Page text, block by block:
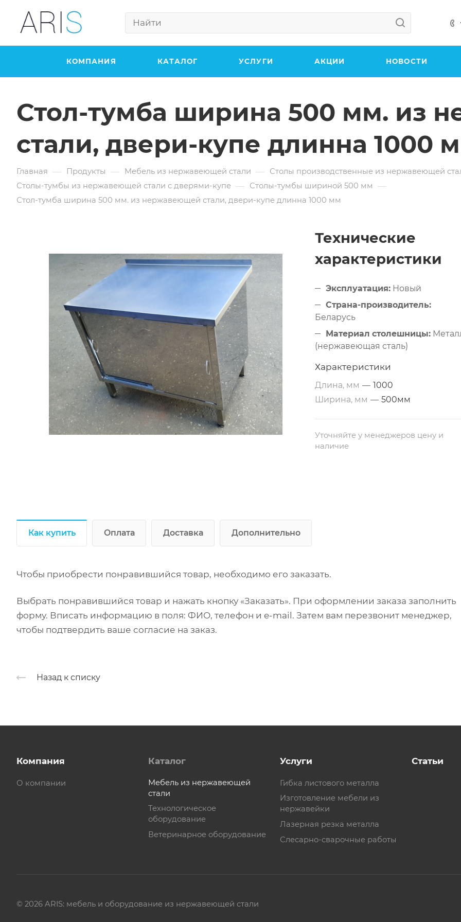
КОМПАНИЯ КАТАЛОГ УСЛУГИ АКЦИИ НОВОСТИ
Стол-тумба ширина 500 мм. из
стали, двери-купе длинна 1000
Главная — Продукты — Мебель из нержавеющей стали — Столы производственные из нержавеющей
Столы-тумбы из нержавеющей стали с дверями-купе — Столы-тумбы шириной 500 мм —
Стол-тумба ширина 500 мм. из нержавеющей стали, двери-купе длинна 1000 мм
Технические
характеристики
Эксплуатация: Новый
Страна-производитель:
Беларусь
Материал столешницы:
(нержавеющая сталь)
нержавеющей стали
Размеры:
1000х500х850 мм
Разделочный
Каркас:Профильная труба
40х40 мм
Характеристики
Длина, мм — 1000
Ширина, мм — 500мм
Уточняйте у менеджеров цену и
наличие
Как купить Оплата Доставка Дополнительно
Чтобы приобрести понравившийся товар, необходимо его заказать.
Выбрать понравившийся товар и нажать кнопку «Заказать». При оформлении заказа заполнить
форму. Вписать информацию в поля: ФИО, телефон и e-mail. Затем вам перезвонит менеджер,
чтобы подтвердить ваше согласие на заказ.
Назад к списку
Компания
О компании
Каталог
Мебель из нержавеющей
стали
Технологическое
оборудование
Ветеринарное оборудование
Услуги
Гибка листового металла
Изготовление мебели из
нержавейки
Лазерная резка металла
Слесарно-сварочные работы
Статьи
© 2026 ARIS: мебель и оборудование из нержавеющей стали